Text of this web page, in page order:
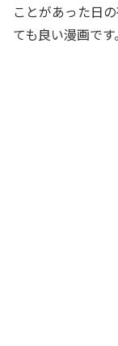
ことがあった日
ても良い漫画です。